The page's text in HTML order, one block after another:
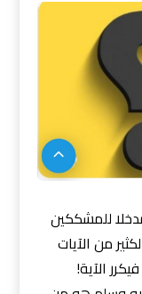
للمشككين
من الآيات
الآية!